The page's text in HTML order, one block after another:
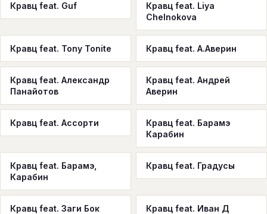
Кравц feat. Guf
Кравц feat. Liya
Chelnokova
Кравц feat. Tony Tonite Кравц feat. А.Аверин
Кравц feat. Александр
Панайотов
Кравц feat. Андрей
Аверин
Кравц feat. Ассорти
Кравц feat. Барамэ
Карабин
Кравц feat. Барамэ,
Карабин
Кравц feat. Градусы
Кравц feat. Заги Бок Кравц feat. Иван Д